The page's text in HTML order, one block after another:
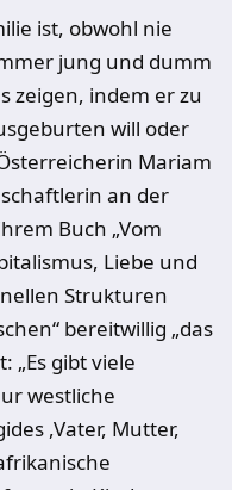
ist, obwohl nie
jung und dumm
zeigen, indem er zu
will oder
Mariam
an der
Buch „Vom
Liebe und
Strukturen
bereitwillig „das
„Es gibt viele
westliche
,Vater, Mutter,